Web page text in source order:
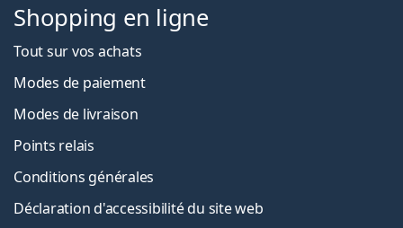
Shopping en ligne
Tout sur vos achats
Modes de paiement
Modes de livraison
Points relais
Conditions générales
Déclaration d'accessibilité du site web